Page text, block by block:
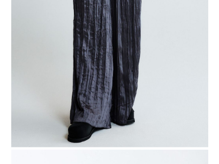
2.基於同意付款使用「大哥付你分期」之契約關係目的，商店將以您的個人
資料（包含姓名、電話或地址）提供予台灣大哥大進項蒐集、處理及利用，
由本公司與您本人進行分期帳單所需資料之確認、核對及更正。
3.完整用戶服務條款，請詳閱以下連結：
https://oppay.tw/userRule
※ 交易是否成功請以「AFTEE先享後付 」之結帳頁面顯示為準，若有關於
是否繳費成功／繳費後需取消欲退款等相關疑問，請聯繫「AFTEE先享後付
https://netprotections.freshdesk.com/support/home
１．透過由恩沛科技股份有限公司提供之「AFTEE先享後付」服務完成之交
易，需依本服務之必要範圍內提供個人資料，並將交易相關給付款項請求債
權轉讓予恩沛科技股份有限公司。
２．關於個人資料處理事宜，請瀏覽以下網址：https://aftee.tw/terms/#terms3
３．未成年的使用者請事先徵得法定代理人或監護人之同意方可使用
「AFTEE先享後付」，若未經同意申辦者引起之損失，本公司不負相關責
４．使用「AFTEE先享後付」時，將依據個別帳號之用戶狀況，依本公司即
時審查核予不同之上限額度；若仍有額度不足之情形，本公司將視審查結果
請求用戶進行身份認證。
５．嚴禁一人註冊多個帳號或使用他人資訊註冊。若發現惡意使用之情形，
恩沛科技股份有限公司將有權停止該用戶之使用額度並採取法律行動。
每筆NT$80，滿NT$1,500(含以上)免運費
每筆NT$80，滿NT$1,500(含以上)免運費